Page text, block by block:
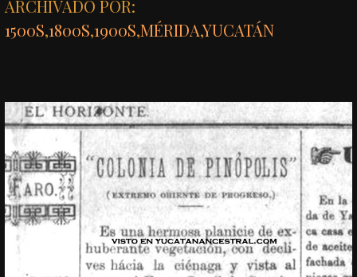
ARCHIVADO POR:
1500S,1800S,1900S,MÉRIDA,YUCATÁN